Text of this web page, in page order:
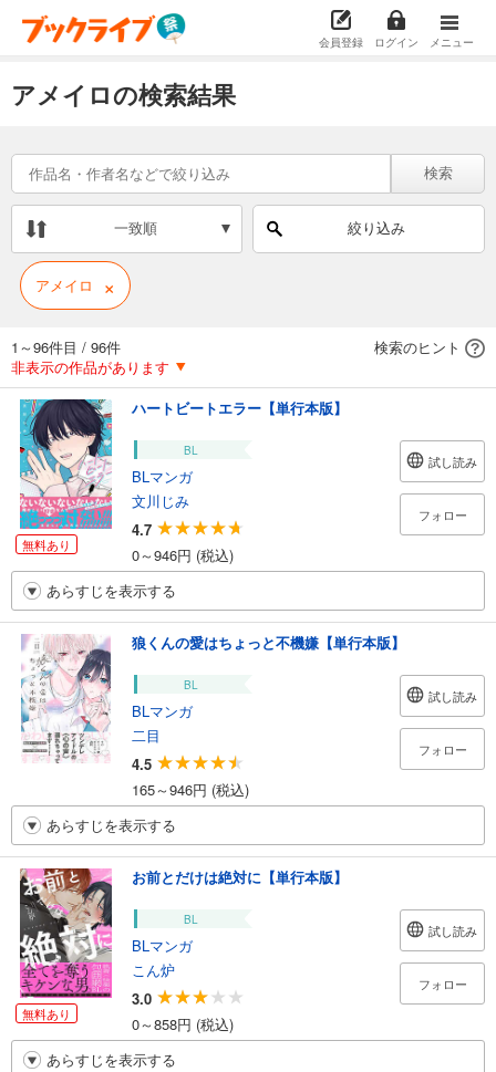
会員登録 ログイン メニュー
アメイロの検索結果
検索
一致順 絞り込み
アメイロ ×
1～96件目 / 96件
検索のヒント
非表示の作品があります
無料あり
ハートビートエラー【単行本版】
BL
BLマンガ
文川じみ
4.7
0～946円 (税込)
試し読み
フォロー
あらすじを表示する
狼くんの愛はちょっと不機嫌【単行本版】
BL
BLマンガ
二目
4.5
165～946円 (税込)
試し読み
フォロー
あらすじを表示する
無料あり
お前とだけは絶対に【単行本版】
BL
BLマンガ
こん炉
3.0
0～858円 (税込)
試し読み
フォロー
あらすじを表示する